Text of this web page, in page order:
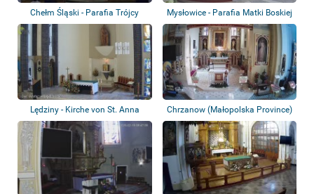
Chełm Śląski - Parafia Trójcy
Przenajświ...
Mysłowice - Parafia Matki Boskiej
Bolesn...
Lędziny - Kirche von St. Anna
Chrzanow (Małopolska Province)
- Kirche...